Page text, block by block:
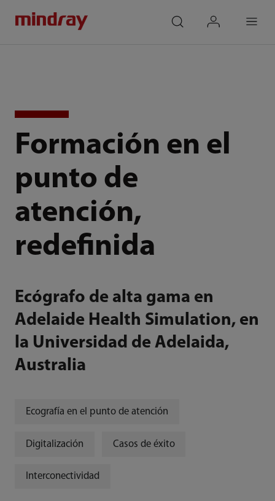
Formación en el
punto de
atención,
redefinida
Ecógrafo de alta gama en
Adelaide Health Simulation, en
la Universidad de Adelaida,
Australia
Ecografía en el punto de atención
Digitalización Casos de éxito
Interconectividad